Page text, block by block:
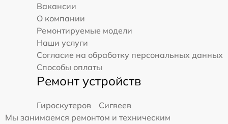
Вакансии
О компании
Ремонтируемые модели
Наши услуги
Согласие на обработку персональных данных
Способы оплаты
Ремонт устройств
Гироскутеров
Сигвеев
Мы занимаемся ремонтом и техническим